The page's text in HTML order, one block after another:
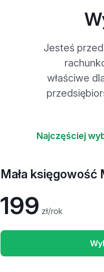
Jesteś
właściwe
Najczęściej
Mała księgowość
199 zł/rok